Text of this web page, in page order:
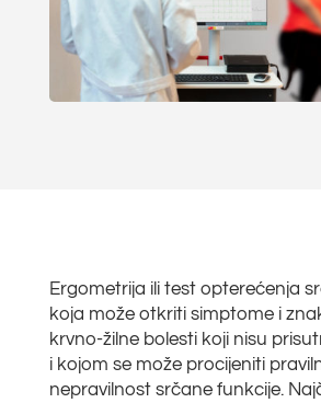
Ergometrija ili test opterećenja
koja može otkriti simptome i
krvno-žilne bolesti koji nisu
i kojom se može procijeniti
nepravilnost srčane funkcije.